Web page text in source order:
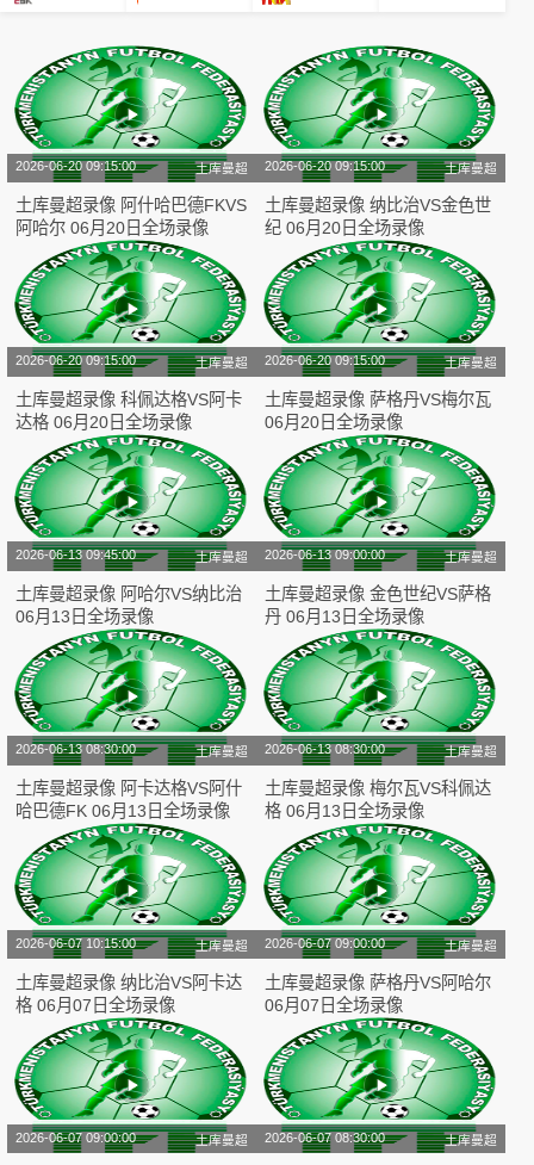
2026-06-20 09:15:00 土库曼超
土库曼超录像 阿什哈巴德FKVS
阿哈尔 06月20日全场录像
2026-06-20 09:15:00 土库曼超
土库曼超录像 纳比治VS金色世
纪 06月20日全场录像
2026-06-20 09:15:00 土库曼超
土库曼超录像 科佩达格VS阿卡
达格 06月20日全场录像
2026-06-20 09:15:00 土库曼超
土库曼超录像 萨格丹VS梅尔瓦
06月20日全场录像
2026-06-13 09:45:00 土库曼超
土库曼超录像 阿哈尔VS纳比治
06月13日全场录像
2026-06-13 09:00:00 土库曼超
土库曼超录像 金色世纪VS萨格
丹 06月13日全场录像
2026-06-13 08:30:00 土库曼超
土库曼超录像 阿卡达格VS阿什
哈巴德FK 06月13日全场录像
2026-06-13 08:30:00 土库曼超
土库曼超录像 梅尔瓦VS科佩达
格 06月13日全场录像
2026-06-07 10:15:00 土库曼超
土库曼超录像 纳比治VS阿卡达
格 06月07日全场录像
2026-06-07 09:00:00 土库曼超
土库曼超录像 萨格丹VS阿哈尔
06月07日全场录像
2026-06-07 09:00:00 土库曼超 2026-06-07 08:30:00 土库曼超